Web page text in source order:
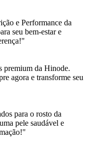
e Performance da
seu bem-estar e
premium da Hinode.
agora e transforme seu
para o rosto da
pele saudável e